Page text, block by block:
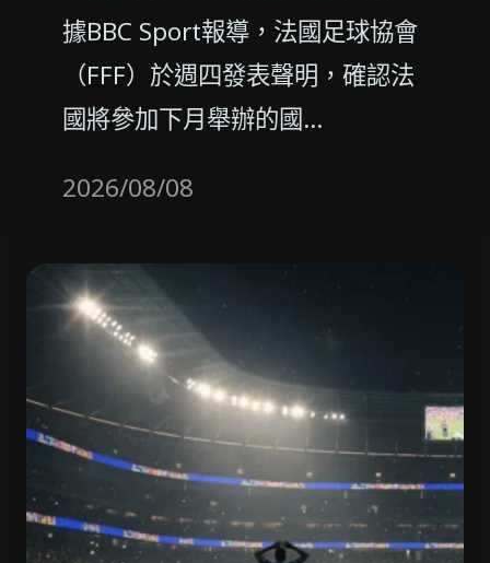
據BBC Sport報導，法國足球協會
（FFF）於週四發表聲明，確認法
國將參加下月舉辦的國…
2026/08/08